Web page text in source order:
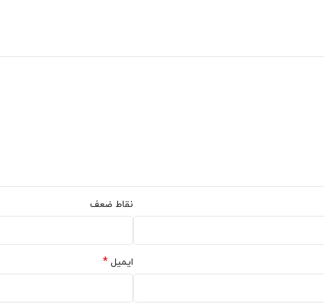
فروشگاه نیموش هم اکنون می توانید اقدام نمایید.
نقاط ضعف
ایمیل *